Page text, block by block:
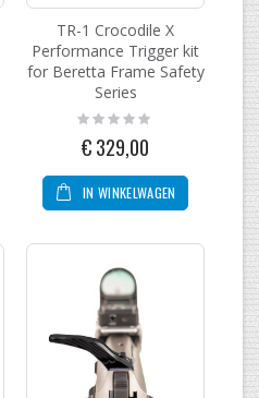
TR-1 Crocodile X
Performance Trigger kit
for Beretta Frame Safety
Series
Rating:
0%
€ 329,00
IN WINKELWAGEN